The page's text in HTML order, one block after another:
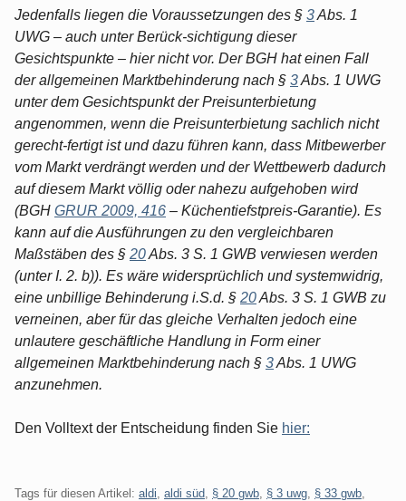
Jedenfalls liegen die Voraussetzungen des § 3Abs. 1
UWG – auch unter Berück-sichtigung dieser
Gesichtspunkte – hier nicht vor. Der BGH hat einen Fall
der allgemeinen Marktbehinderung nach § 3Abs. 1 UWG
unter dem Gesichtspunkt der Preisunterbietung
angenommen, wenn die Preisunterbietung sachlich nicht
gerecht-fertigt ist und dazu führen kann, dass Mitbewerber
vom Markt verdrängt werden und der Wettbewerb dadurch
auf diesem Markt völlig oder nahezu aufgehoben wird
(BGH GRUR 2009, 416 – Küchentiefstpreis-Garantie). Es
kann auf die Ausführungen zu den vergleichbaren
Maßstäben des § 20Abs. 3 S. 1 GWB verwiesen werden
(unter I. 2. b)). Es wäre widersprüchlich und systemwidrig,
eine unbillige Behinderung i.S.d. § 20Abs. 3 S. 1 GWB zu
verneinen, aber für das gleiche Verhalten jedoch eine
unlautere geschäftliche Handlung in Form einer
allgemeinen Marktbehinderung nach § 3Abs. 1 UWG
anzunehmen.
Den Volltext der Entscheidung finden Sie hier:
Tags für diesen Artikel: aldi aldi süd § 20 gwb § 3 uwg § 33 gwb